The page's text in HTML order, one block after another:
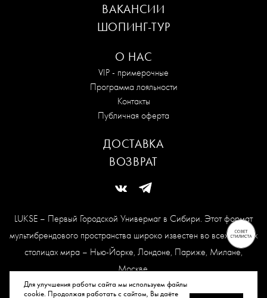
Для улучшения работы сайта мы используем файлы
cookie. Продолжая работать с сайтом, Вы даёте
LUKSE – Первый Городской Универмаг в Сибири. Этот формат
мультибрендового пространства широко известен во всех модных
столицах мира – Нью-Йорке, Лондоне, Париже, Милане,
Москве.
Карта сайта
О НАС
VIP - примерочные
Программа лояльности
Контакты
Публичная оферта
ВАКАНСИИ
ШОПИНГ-ТУР
ДОСТАВКА
ВОЗВРАТ